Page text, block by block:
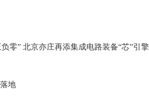
零” 北京亦庄再添集成电路装备“芯”引擎
地